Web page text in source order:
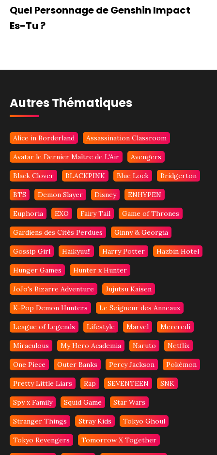
Quel Personnage de Genshin Impact
Es-Tu ?
Autres Thématiques
Alice in Borderland Assassination Classroom
Avatar le Dernier Maître de L'Air Avengers
Black Clover BLACKPINK Blue Lock Bridgerton
BTS Demon Slayer Disney ENHYPEN
Euphoria EXO Fairy Tail Game of Thrones
Gardiens des Cités Perdues Ginny & Georgia
Gossip Girl Haikyuu!! Harry Potter Hazbin Hotel
Hunger Games Hunter x Hunter
JoJo's Bizarre Adventure Jujutsu Kaisen
K-Pop Demon Hunters Le Seigneur des Anneaux
League of Legends Lifestyle Marvel Mercredi
Miraculous My Hero Academia Naruto Netflix
One Piece Outer Banks Percy Jackson Pokémon
Pretty Little Liars Rap SEVENTEEN SNK
Spy x Family Squid Game Star Wars
Stranger Things Stray Kids Tokyo Ghoul
Tokyo Revengers Tomorrow X Together